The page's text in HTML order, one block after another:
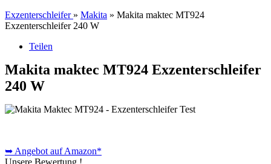
Exzenterschleifer » Makita » Makita maktec MT924
Exzenterschleifer 240 W
Teilen
Makita maktec MT924 Exzenterschleifer
240 W
➥ Angebot auf Amazon*